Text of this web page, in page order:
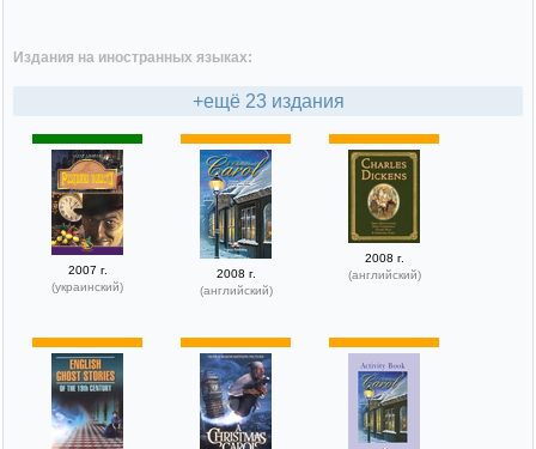
Издания на иностранных языках:
+ещё 23 издания
2007 г.
(украинский)
2008 г.
(английский)
2008 г.
(английский)